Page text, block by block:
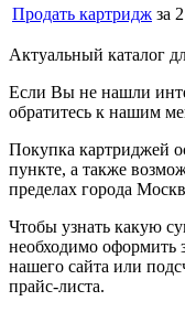
Продать картридж за
Актуальный каталог
Если Вы не нашли
обратитесь к нашим
Покупка картриджей
пункте, а также
пределах города
Чтобы узнать какую
необходимо оформить
нашего сайта или
прайс-листа.